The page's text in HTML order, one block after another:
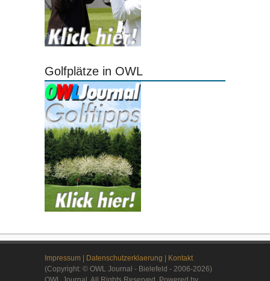
Golfplätze in OWL
Impressum Datenschutzerklaerung
Kontakt
(Copyright: © OWL Journal - Bielefeld - 2006-2026)